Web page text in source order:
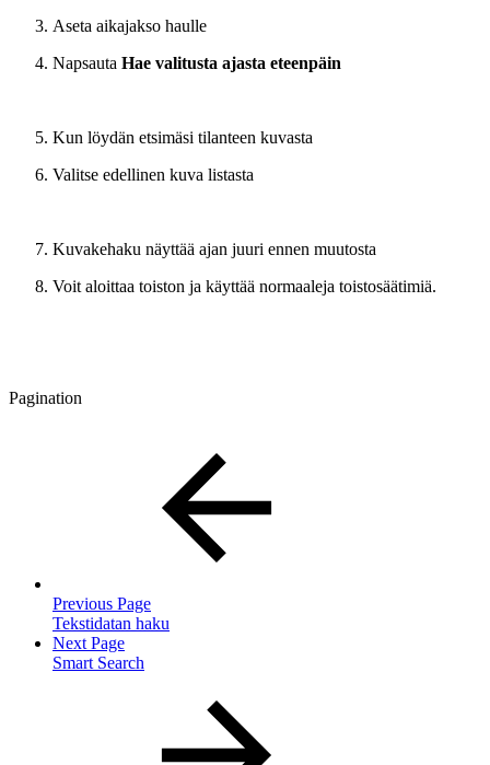
Aseta aikajakso haulle
Napsauta Hae valitusta ajasta eteenpäin
Kun löydän etsimäsi tilanteen kuvasta
Valitse edellinen kuva listasta
Kuvakehaku näyttää ajan juuri ennen muutosta
Voit aloittaa toiston ja käyttää normaaleja toistosäätimiä.
Pagination
Previous Page
Tekstidatan haku
Next Page
Smart Search